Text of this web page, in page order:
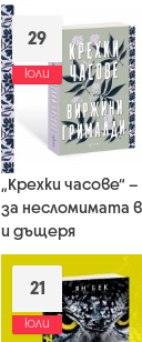
29
юли
„Крехки часове“
за несломимата
и дъщеря
21
юли